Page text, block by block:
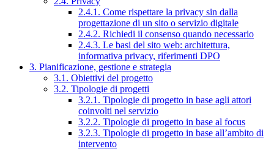
2.4.1. Come rispettare la privacy sin dalla
progettazione di un sito o servizio digitale
2.4.2. Richiedi il consenso quando necessario
2.4.3. Le basi del sito web: architettura,
informativa privacy, riferimenti DPO
3. Pianificazione, gestione e strategia
3.1. Obiettivi del progetto
3.2. Tipologie di progetti
3.2.1. Tipologie di progetto in base agli attori
coinvolti nel servizio
3.2.2. Tipologie di progetto in base al focus
3.2.3. Tipologie di progetto in base all’ambito di
intervento